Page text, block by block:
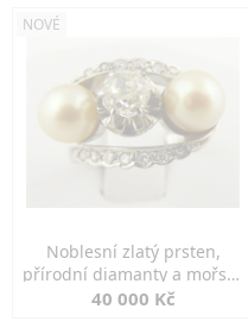
NOVÉ
Noblesní zlatý prsten,
přírodní diamanty a mořské
perly
40 000 Kč